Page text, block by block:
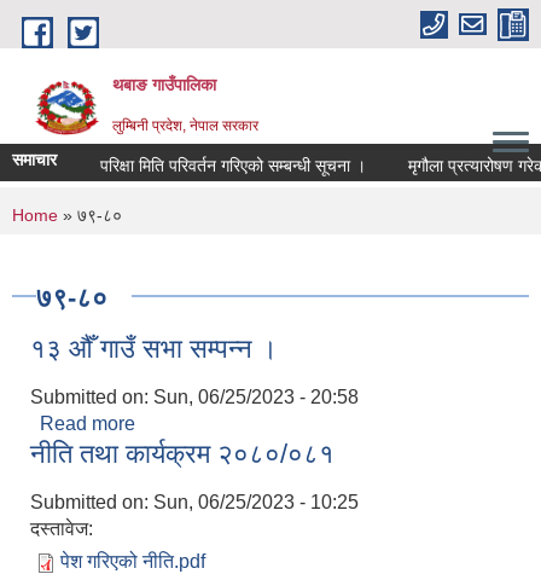
Skip to main content
थबाङ गाउँपालिका
लुम्बिनी प्रदेश, नेपाल सरकार
समाचार परिक्षा मिति परिवर्तन गरिएको सम्बन्धी सूचना । मृगौला प्रत्यारोषण
You are here
Home » ७९-८०
७९-८०
१३ औँ गाउँ सभा सम्पन्न ।
Submitted on: Sun, 06/25/2023 - 20:58
Read more
नीति तथा कार्यक्रम २०८०/०८१
Submitted on: Sun, 06/25/2023 - 10:25
दस्तावेज:
पेश गरिएको नीति.pdf